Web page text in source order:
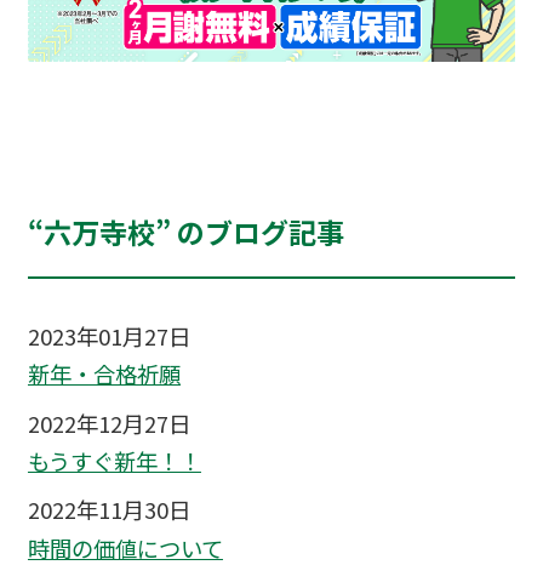
“六万寺校” のブログ記事
2023年01月27日
新年・合格祈願
2022年12月27日
もうすぐ新年！！
2022年11月30日
時間の価値について